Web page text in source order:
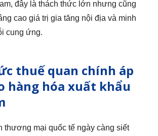
đây là thách thức lớn nhưng cũng
cao giá trị gia tăng nội địa và minh
cung ứng.
thuế quan chính áp
hàng hóa xuất khẩu
thương mại quốc tế ngày càng siết